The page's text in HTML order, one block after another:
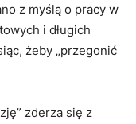
z myślą o pracy w
i długich
żeby „przegonić
zderza się z